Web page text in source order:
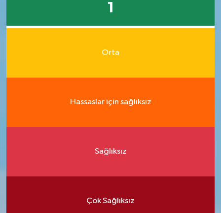
1
Orta
Hassaslar için sağlıksız
Sağlıksız
Çok Sağlıksız